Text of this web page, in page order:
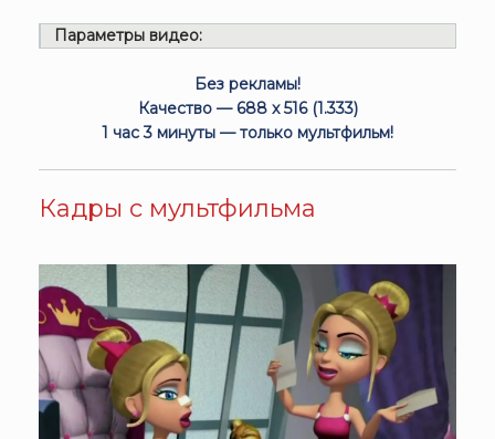
Параметры видео:
Без рекламы!
Качество — 688 x 516 (1.333)
1 час 3 минуты — только мультфильм!
Кадры с мультфильма